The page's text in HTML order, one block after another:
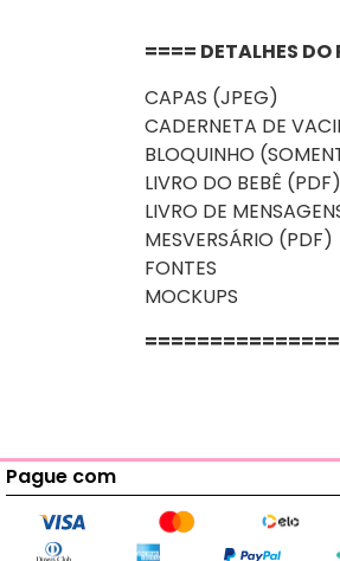
==== DETALHES
CAPAS (JPEG)
CADERNETA DE
BLOQUINHO
LIVRO DO BEBÊ (PDF)
LIVRO DE
MESVERSÁRIO (PDF)
FONTES
MOCKUPS
Pague com